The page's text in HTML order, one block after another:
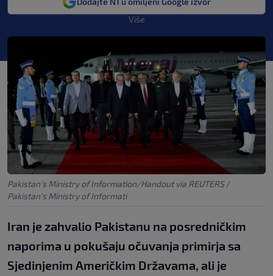
Više
Pakistan's Ministry of Information/Handout via REUTERS /
Pakistan's Ministry of Informati
Iran je zahvalio Pakistanu na posredničkim
naporima u pokušaju očuvanja primirja sa
Sjedinjenim Američkim Državama, ali je